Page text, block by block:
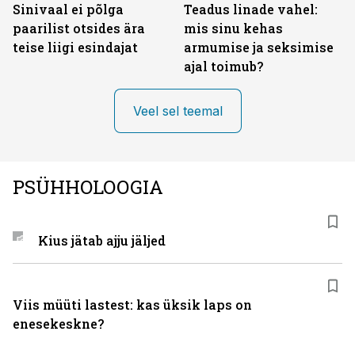
Sinivaal ei põlga
paarilist otsides ära
teise liigi esindajat
Teadus linade vahel:
mis sinu kehas
armumise ja seksimise
ajal toimub?
Veel sel teemal
PSÜHHOLOOGIA
Kius jätab ajju jäljed
Viis müüti lastest: kas üksik laps on
enesekeskne?